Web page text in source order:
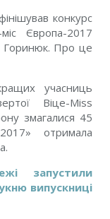
конкурс
Європа-2017
Горинюк. Про це
учасниць
Віце-Miss
змагалися 45
отримала
запустили
випускниці